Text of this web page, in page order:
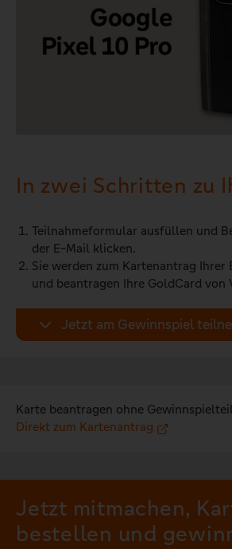
In zwei Schritten zu
Teilnahmeformular ausfüllen und
der E-Mail klicken.
Sie werden zum Kartenantrag
und beantragen Ihre GoldCard von
Jetzt am Gewinnspiel
Karte beantragen ohne
Direkt zum Kartenantrag
Jetzt mitmachen,
bestellen und